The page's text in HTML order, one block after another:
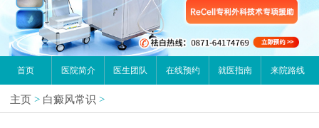
首页 医院简介 医生团队 在线预约 就医指南 来院路线
主页 > 白癜风常识 >